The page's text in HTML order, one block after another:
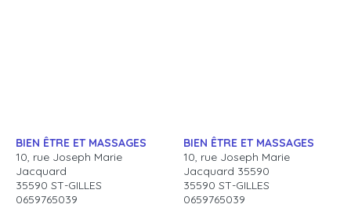
BIEN ÊTRE ET MASSAGES
10, rue Joseph Marie
Jacquard
35590 ST-GILLES
0659765039
BIEN ÊTRE ET MASSAGES
10, rue Joseph Marie
Jacquard 35590
35590 ST-GILLES
0659765039